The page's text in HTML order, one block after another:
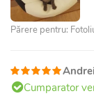
Părere pentru:
Andrei
Cumparator